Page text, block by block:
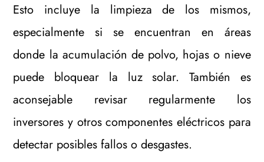
Esto incluye la limpieza de los mismos,
especialmente si se encuentran en áreas
donde la acumulación de polvo, hojas o nieve
puede bloquear la luz solar. También es
aconsejable revisar regularmente los
inversores y otros componentes eléctricos para
detectar posibles fallos o desgastes.